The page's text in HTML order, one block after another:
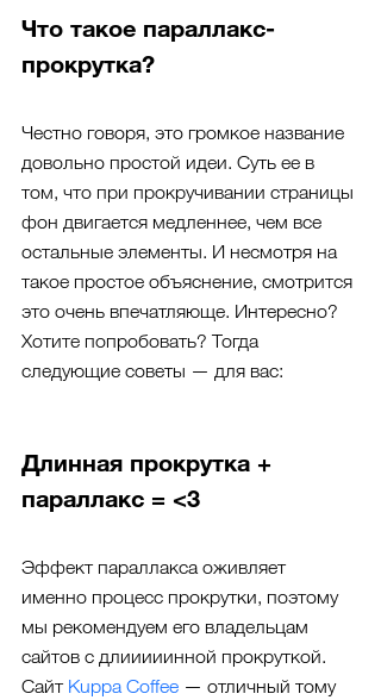
Что такое параллакс-
прокрутка?
Честно говоря, это громкое название
довольно простой идеи. Суть ее в
том, что при прокручивании страницы
фон двигается медленнее, чем все
остальные элементы. И несмотря на
такое простое объяснение, смотрится
это очень впечатляюще. Интересно?
Хотите попробовать? Тогда
следующие советы — для вас:
Длинная прокрутка +
параллакс = <3
Эффект параллакса оживляет
именно процесс прокрутки, поэтому
мы рекомендуем его владельцам
сайтов с длииииинной прокруткой.
Сайт Kuppa Coffee — отличный тому